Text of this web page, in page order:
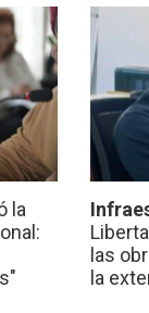
la
las
la